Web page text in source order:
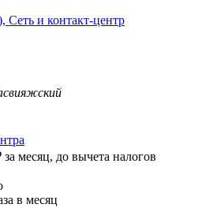
и контакт-центр
за месяц, до вычета налогов
в месяц